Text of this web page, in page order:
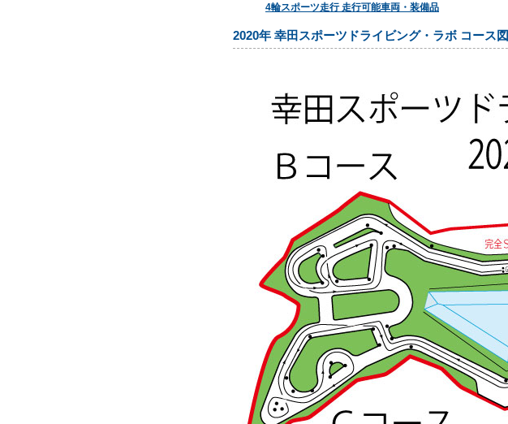
4輪スポーツ走行 走行可能車両・装備品
2020年 幸田スポーツドライビング・ラボ コース図